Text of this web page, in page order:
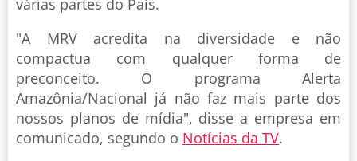
várias partes do País.
"A MRV acredita na diversidade e não
compactua com qualquer forma de
preconceito. O programa Alerta
Amazônia/Nacional já não faz mais parte dos
nossos planos de mídia", disse a empresa em
comunicado, segundo o Notícias da TV.